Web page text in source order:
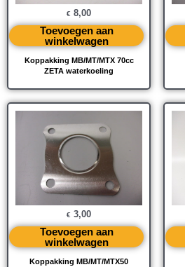
Koppakking MB/MT/MTX 70cc
ZETA waterkoeling
€ 8,00
Toevoegen aan
winkelwagen
Koppakking MB/MT/MTX50
€ 3,00
Toevoegen aan
winkelwagen